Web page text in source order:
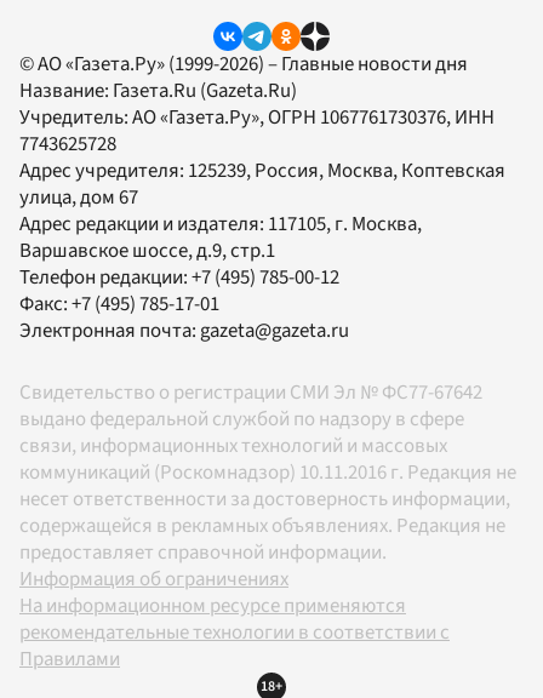
© АО «Газета.Ру» (1999-2026) – Главные новости дня
Название: Газета.Ru (Gazeta.Ru)
Учредитель:АО «Газета.Ру», ОГРН 1067761730376, ИНН
7743625728
Адрес учредителя: 125239, Россия, Москва, Коптевская
улица, дом 67
Адрес редакции и издателя: 117105, г. Москва,
Варшавское шоссе, д.9, стр.1
Телефон редакции:+7 (495) 785-00-12
Факс:+7 (495) 785-17-01
Электронная почта:gazeta@gazeta.ru
Свидетельство о регистрации СМИ Эл № ФС77-67642
выдано федеральной службой по надзору в сфере
связи, информационных технологий и массовых
коммуникаций (Роскомнадзор) 10.11.2016 г. Редакция не
несет ответственности за достоверность информации,
содержащейся в рекламных объявлениях. Редакция не
предоставляет справочной информации.
Информация об ограничениях
На информационном ресурсе применяются
рекомендательные технологии в соответствии с
Правилами
18+